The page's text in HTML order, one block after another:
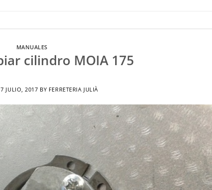
MANUALES
cilindro MOIA 175
7 JULIO, 2017 BY FERRETERIA JULIÀ